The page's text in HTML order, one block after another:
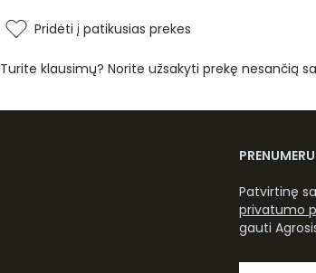
Pridėti į patikusias prekes
Turite klausimų? Norite užsakyti prekę nesančią
Patvirtinę
privatumo
gauti